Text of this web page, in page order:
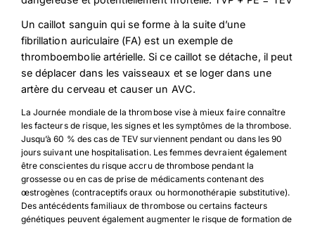
Download Poster
Un caillot sanguin qui se forme à la suite d’une
fibrillation auriculaire (FA) est un exemple de
thromboembolie artérielle. Si ce caillot se détache, il peut
se déplacer dans les vaisseaux et se loger dans une
artère du cerveau et causer un AVC.
La Journée mondiale de la thrombose vise à mieux faire connaître
les facteurs de risque, les signes et les symptômes de la thrombose.
Jusqu’à 60 % des cas de TEV surviennent pendant ou dans les 90
jours suivant une hospitalisation. Les femmes devraient également
être conscientes du risque accru de thrombose pendant la
grossesse ou en cas de prise de médicaments contenant des
œstrogènes (contraceptifs oraux ou hormonothérapie substitutive).
Des antécédents familiaux de thrombose ou certains facteurs
génétiques peuvent également augmenter le risque de formation de